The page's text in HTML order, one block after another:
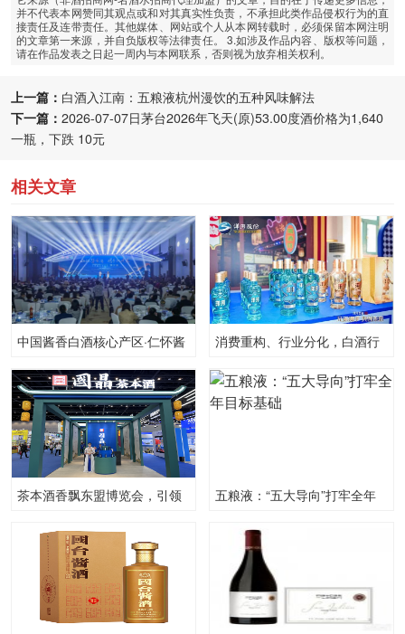
并不代表本网赞同其观点或和对其真实性负责，不承担此类作品侵权行为的直
接责任及连带责任。其他媒体、网站或个人从本网转载时，必须保留本网注明
的文章第一来源，并自负版权等法律责任。 3.如涉及作品内容、版权等问题，
请在作品发表之日起一周内与本网联系，否则视为放弃相关权利。
上一篇： 白酒入江南：五粮液杭州漫饮的五种风味解法
下一篇： 2026-07-07日茅台2026年飞天(原)53.00度酒价格为1,640
一瓶，下跌 10元
相关文章
中国酱香白酒核心产区·仁怀酱
消费重构、行业分化，白酒行
茶本酒香飘东盟博览会，引领
五粮液：“五大导向”打牢全年